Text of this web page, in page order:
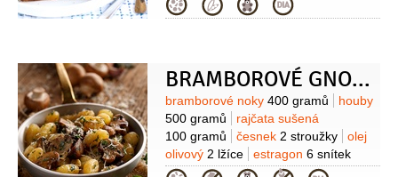
Kategorie
BRAMBOROVÉ GNOCCHI S HOUBAMI
Suroviny
bramborové noky 400 gramů
houby
500 gramů
rajčata sušená
100 gramů
česnek 2 stroužky
olej
olivový 2 lžíce estragon 6 snítek
(čerstvý)
chléb toastový